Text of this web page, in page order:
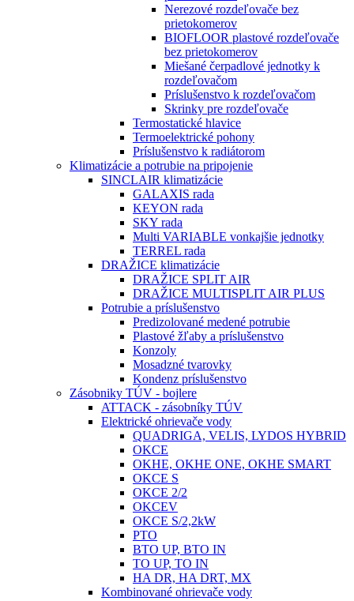
Nerezové rozdeľovače bez
prietokomerov
BIOFLOOR plastové rozdeľovače
bez prietokomerov
Miešané čerpadlové jednotky k
rozdeľovačom
Príslušenstvo k rozdeľovačom
Skrinky pre rozdeľovače
Termostatické hlavice
Termoelektrické pohony
Príslušenstvo k radiátorom
Klimatizácie a potrubie na pripojenie
SINCLAIR klimatizácie
GALAXIS rada
KEYON rada
SKY rada
Multi VARIABLE vonkajšie jednotky
TERREL rada
DRAŽICE klimatizácie
DRAŽICE SPLIT AIR
DRAŽICE MULTISPLIT AIR PLUS
Potrubie a príslušenstvo
Predizolované medené potrubie
Plastové žľaby a príslušenstvo
Konzoly
Mosadzné tvarovky
Kondenz príslušenstvo
Zásobniky TÚV - bojlere
ATTACK - zásobníky TÚV
Elektrické ohrievače vody
QUADRIGA, VELIS, LYDOS HYBRID
OKCE
OKHE, OKHE ONE, OKHE SMART
OKCE S
OKCE 2/2
OKCEV
OKCE S/2,2kW
PTO
BTO UP, BTO IN
TO UP, TO IN
HA DR, HA DRT, MX
Kombinované ohrievače vody